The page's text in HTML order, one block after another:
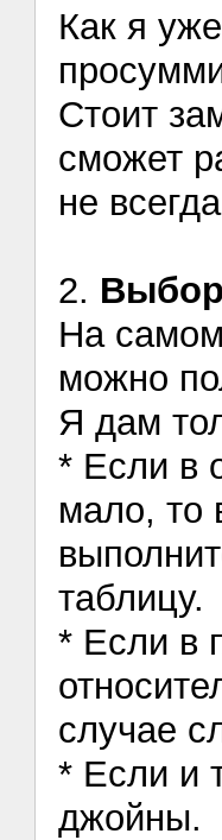
Как я уже
Стоит
сможет
не
2.
На
можно
Я дам
* Если в
мало, то
таблицу.
* Если в
случае
* Если и
джойны.